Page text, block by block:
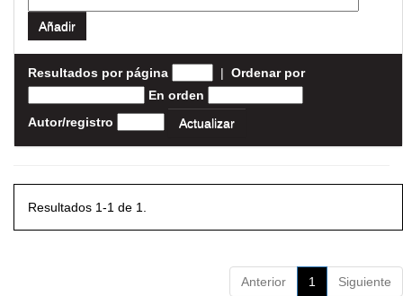
Resultados por página | Ordenar por
En orden
Autor/registro
Resultados 1-1 de 1.
Anterior 1 Siguiente